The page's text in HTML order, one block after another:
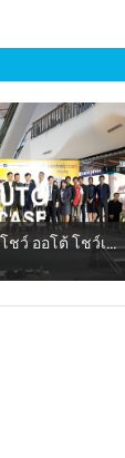
ชว์ ออโต้ โชว์เ...